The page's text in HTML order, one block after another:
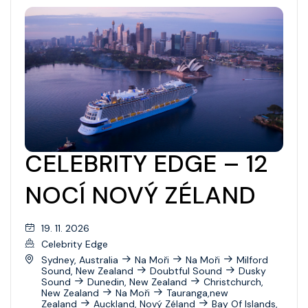
Pacifický Severozápad
Jižní Amerika
Jižní Pacifik
Transatlantic
Panamský průplav
Transpacific
Harmony Of The Seas
Hero Of The Seas
Icon Of The Seas
Independence Of The Seas
Jewel Of The Seas
Legend Of The Seas
Liberty Of The Seas
Mariner Of The Seas
Navigator Of The Seas
Oasis Of The Seas
Odyssey Of The Seas
CELEBRITY EDGE – 12
NOCÍ NOVÝ ZÉLAND
19. 11. 2026
Celebrity Edge
Sydney, Australia
Na Moři Na Moři
Milford
Sound, New Zealand
Doubtful Sound
Dusky
Sound
Dunedin, New Zealand
Christchurch,
New Zealand
Na Moři
Tauranga,new
Zealand
Auckland, Nový Zéland
Bay Of Islands,